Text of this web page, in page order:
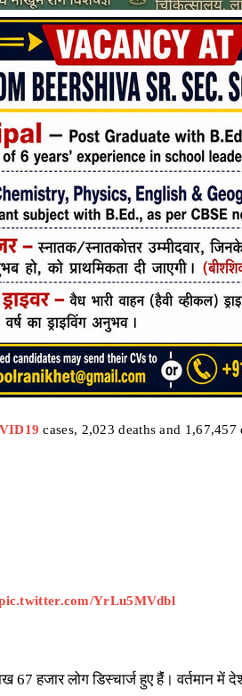
cases, 2,023 deaths and
YrLu5MVdbl
हजार लोग डिस्चार्ज हुए हैंं। वर्तमान में